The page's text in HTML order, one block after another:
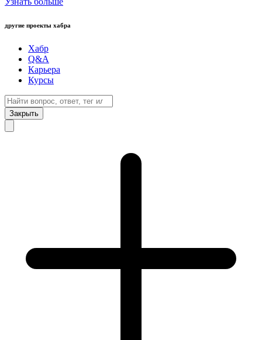
другие проекты хабра
Хабр
Q&A
Карьера
Курсы
Закрыть